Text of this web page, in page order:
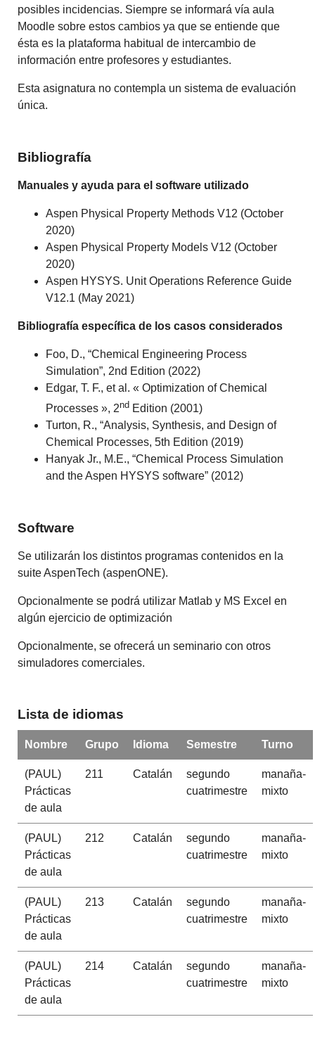
posibles incidencias. Siempre se informará vía aula
Moodle sobre estos cambios ya que se entiende que
ésta es la plataforma habitual de intercambio de
información entre profesores y estudiantes.
Esta asignatura no contempla un sistema de evaluación
única.
Bibliografía
Manuales y ayuda para el software utilizado
Aspen Physical Property Methods V12 (October
2020)
Aspen Physical Property Models V12 (October
2020)
Aspen HYSYS. Unit Operations Reference Guide
V12.1 (May 2021)
Bibliografía específica de los casos considerados
Foo, D., “Chemical Engineering Process
Simulation”, 2nd Edition (2022)
Edgar, T. F., et al. « Optimization of Chemical
Processes », 2nd Edition (2001)
Turton, R., “Analysis, Synthesis, and Design of
Chemical Processes, 5th Edition (2019)
Hanyak Jr., M.E., “Chemical Process Simulation
and the Aspen HYSYS software” (2012)
Software
Se utilizarán los distintos programas contenidos en la
suite AspenTech (aspenONE).
Opcionalmente se podrá utilizar Matlab y MS Excel en
algún ejercicio de optimización
Opcionalmente, se ofrecerá un seminario con otros
simuladores comerciales.
Lista de idiomas
Nombre Grupo Idioma Semestre Turno
(PAUL)
Prácticas
de aula
211 Catalán
segundo
cuatrimestre
manaña-
mixto
(PAUL)
Prácticas
de aula
212 Catalán
segundo
cuatrimestre
manaña-
mixto
(PAUL)
Prácticas
de aula
213 Catalán
segundo
cuatrimestre
manaña-
mixto
(PAUL)
Prácticas
de aula
214 Catalán
segundo
cuatrimestre
manaña-
mixto